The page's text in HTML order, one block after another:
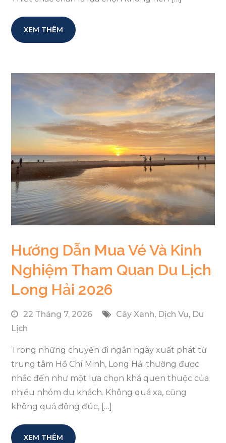
XEM THÊM
Hướng Dẫn Mua Vé Và Kinh
Nghiệm Tham Quan Du Lịch
Long Hải 2026
22 Tháng 7, 2026 Cây Xanh, Dịch Vụ, Du
Lịch
Trong những chuyến đi ngắn ngày xuất phát từ
trung tâm Hồ Chí Minh, Long Hải thường được
nhắc đến như một lựa chọn khá quen thuộc của
nhiều nhóm du khách. Không quá xa, cũng
không quá đông đúc, […]
XEM THÊM